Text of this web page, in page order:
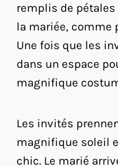
remplis de pétales
la mariée, comme
Une fois que les
dans un espace
magnifique
Les invités
magnifique soleil
chic. Le marié